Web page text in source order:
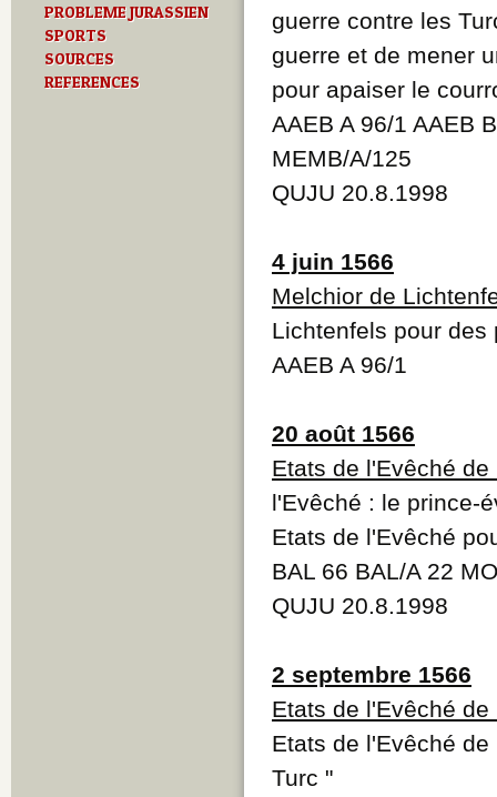
PROBLEME JURASSIEN
SPORTS
SOURCES
REFERENCES
guerre contre les
guerre et de mener
pour apaiser le
AAEB A 96/1 AAEB
MEMB/A/125
QUJU 20.8.1998
4 juin 1566
Melchior de
Lichtenfels pour des
AAEB A 96/1
20 août 1566
Etats de l'Evêché de
l'Evêché : le prince-
Etats de l'Evêché
BAL 66 BAL/A 22
QUJU 20.8.1998
2 septembre 1566
Etats de l'Evêché de
Etats de l'Evêché
Turc "